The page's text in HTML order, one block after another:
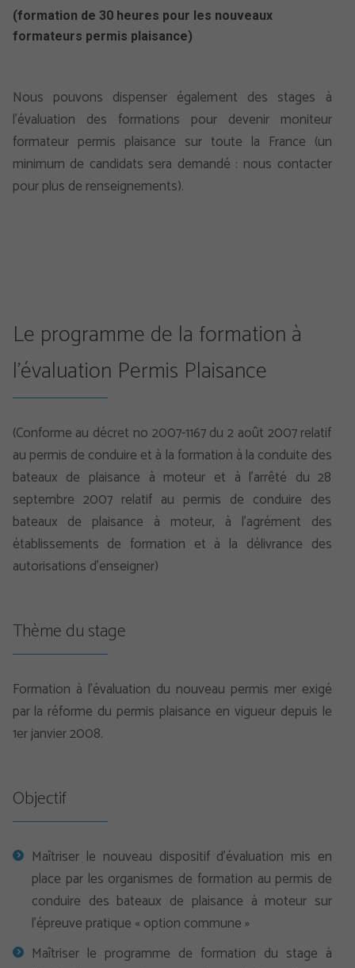
(formation de 30 heures pour les nouveaux
formateurs permis plaisance)
Nous pouvons dispenser également des stages à
l’évaluation des formations pour devenir moniteur
formateur permis plaisance sur toute la France (un
minimum de candidats sera demandé : nous contacter
pour plus de renseignements).
Le programme de la formation à
l'évaluation Permis Plaisance
(Conforme au décret no 2007-1167 du 2 août 2007 relatif
au permis de conduire et à la formation à la conduite des
bateaux de plaisance à moteur et à l’arrêté du 28
septembre 2007 relatif au permis de conduire des
bateaux de plaisance à moteur, à l’agrément des
établissements de formation et à la délivrance des
autorisations d’enseigner)
Thème du stage
Formation à l’évaluation du nouveau permis mer exigé
par la réforme du permis plaisance en vigueur depuis le
1er janvier 2008.
Objectif
Maîtriser le nouveau dispositif d’évaluation mis en
place par les organismes de formation au permis de
conduire des bateaux de plaisance à moteur sur
l’épreuve pratique « option commune »
Maîtriser le programme de formation du stage à